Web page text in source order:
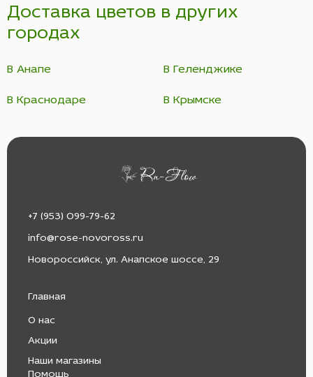
Доставка цветов в других
городах
В Анапе В Геленджике
В Краснодаре В Крымске
+7 (953) 099-79-62
info@rose-novoross.ru
Новороссийск, ул. Анапское шоссе, 29
Главная
О нас
Акции
Наши магазины
Помощь